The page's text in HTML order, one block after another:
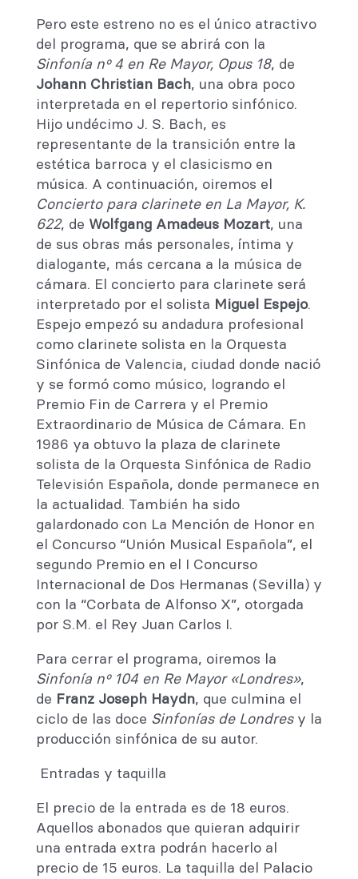
Pero este estreno no es el único atractivo
del programa, que se abrirá con la
Sinfonía nº 4 en Re Mayor, Opus 18, de
Johann Christian Bach, una obra poco
interpretada en el repertorio sinfónico.
Hijo undécimo J. S. Bach, es
representante de la transición entre la
estética barroca y el clasicismo en
música. A continuación, oiremos el
Concierto para clarinete en La Mayor, K.
622, de Wolfgang Amadeus Mozart, una
de sus obras más personales, íntima y
dialogante, más cercana a la música de
cámara. El concierto para clarinete será
interpretado por el solista Miguel Espejo.
Espejo empezó su andadura profesional
como clarinete solista en la Orquesta
Sinfónica de Valencia, ciudad donde nació
y se formó como músico, logrando el
Premio Fin de Carrera y el Premio
Extraordinario de Música de Cámara. En
1986 ya obtuvo la plaza de clarinete
solista de la Orquesta Sinfónica de Radio
Televisión Española, donde permanece en
la actualidad. También ha sido
galardonado con La Mención de Honor en
el Concurso “Unión Musical Española”, el
segundo Premio en el I Concurso
Internacional de Dos Hermanas (Sevilla) y
con la “Corbata de Alfonso X”, otorgada
por S.M. el Rey Juan Carlos I.
Para cerrar el programa, oiremos la
Sinfonía nº 104 en Re Mayor «Londres»,
de Franz Joseph Haydn, que culmina el
ciclo de las doce Sinfonías de Londresy la
producción sinfónica de su autor.
Entradas y taquilla
El precio de la entrada es de 18 euros.
Aquellos abonados que quieran adquirir
una entrada extra podrán hacerlo al
precio de 15 euros. La taquilla del Palacio